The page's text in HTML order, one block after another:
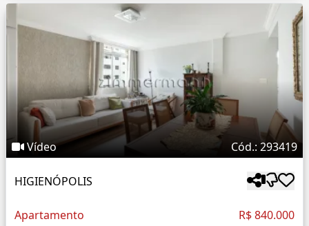
Vídeo Cód.: 293419
HIGIENÓPOLIS
Apartamento R$ 840.000